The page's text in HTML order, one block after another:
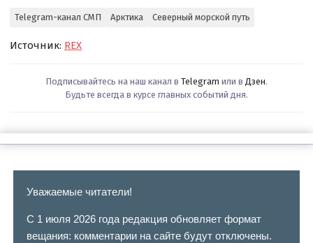
Telegram-канал СМП Арктика Северный морской путь
Источник: REX
Подписывайтесь на наш канал в Telegram или в Дзен.
Будьте всегда в курсе главных событий дня.
Уважаемые читатели!
С 1 июля 2026 года редакция обновляет формат
вещания: комментарии на сайте будут отключены.